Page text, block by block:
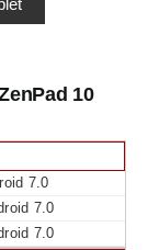
10
7.0
7.0
7.0